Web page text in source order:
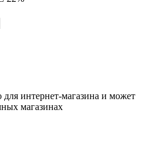
для интернет-магазина и может
магазинах